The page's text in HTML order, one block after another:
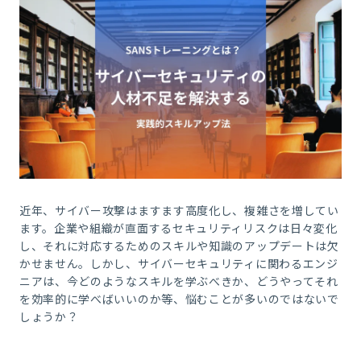
近年、サイバー攻撃はますます高度化し、複雑さを増してい
ます。企業や組織が直面するセキュリティリスクは日々変化
し、それに対応するためのスキルや知識のアップデートは欠
かせません。しかし、サイバーセキュリティに関わるエンジ
ニアは、今どのようなスキルを学ぶべきか、どうやってそれ
を効率的に学べばいいのか等、悩むことが多いのではないで
しょうか？